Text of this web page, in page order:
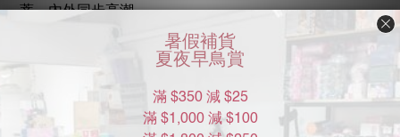
蒂，內外同步高潮 。
🌊 波浪紋表面： 獨特水波紋設計，抽動時帶來更豐富的
🤫 靜音馬達： 運轉噪音低於 50dB，1 米外幾乎聽不見，
保有私密空間 。
💧 IPX7 全防水： 整機防水，沐浴時光也能享受玩水樂趣
。